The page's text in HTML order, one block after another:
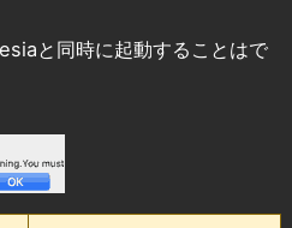
と同時に起動することはで